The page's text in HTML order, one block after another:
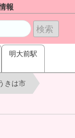
報
明大前駅
きは市